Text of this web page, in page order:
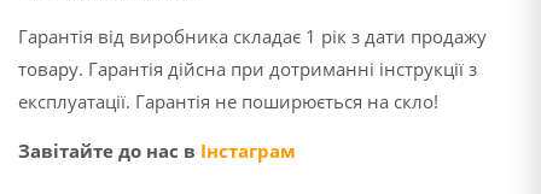
Гарантія від виробника складає 1 рік з дати продажу
товару. Гарантія дійсна при дотриманні інструкції з
експлуатації. Гарантія не поширюється на скло!
Завітайте до нас в Інстаграм